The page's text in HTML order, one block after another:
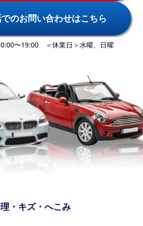
のお問い合わせはこちら
〜19:00 ＜休業日＞水曜、日曜
・キズ・へこみ